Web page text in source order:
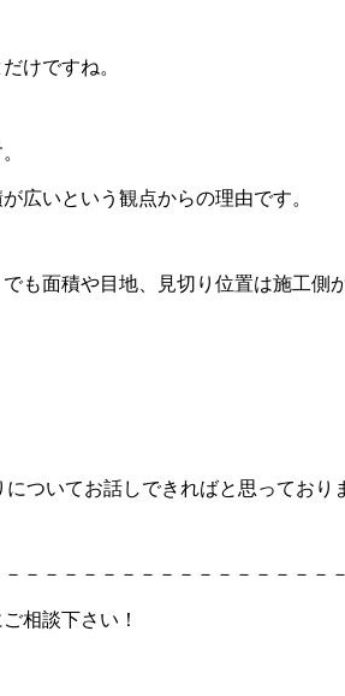
だけですね。
広いという観点からの理由です。
も面積や目地、見切り位置は施工側
ついてお話しできればと思っており
－－－－－－－－－－－－－－－－
ご相談下さい！